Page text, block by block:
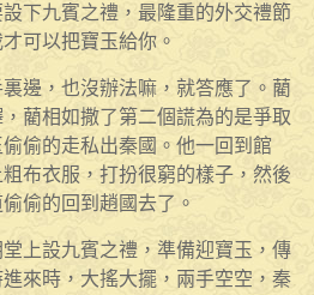
下九賓之禮，最隆重的外交禮節
可以把寶玉給你。
邊，也沒辦法嘛，就答應了。藺
藺相如撒了第二個謊為的是爭取
偷的走私出秦國。他一回到館
布衣服，打扮很窮的樣子，然後
偷的回到趙國去了。
上設九賓之禮，準備迎寶玉，傳
來時，大搖大擺，兩手空空，秦